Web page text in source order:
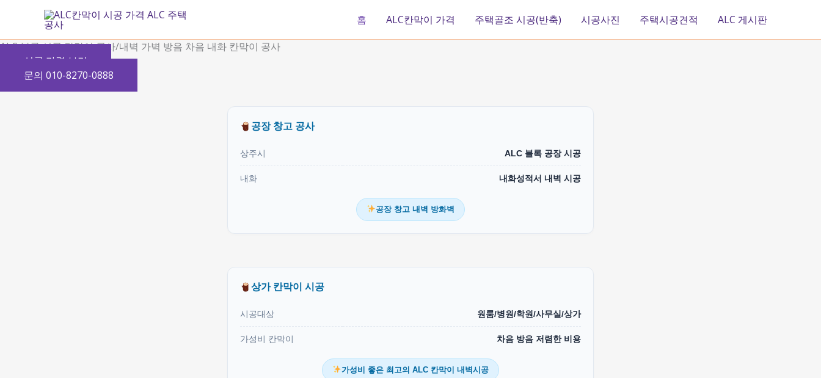
츠
뛰
홈 ALC칸막이 가격 주택골조 시공(반축) 시공사진 주택시공견적
ALC 게시판
ALC 블록 시공 칸막이 공사/내벽 가벽 방음 차음 내화 칸막이 공사
시공 가격 보기
문의 010-8270-0888
공장 창고 공사
상주시 ALC 블록 공장 시공
내화 내화성적서 내벽 시공
공장 창고 내벽 방화벽
상가 칸막이 시공
시공대상 원룸/병원/학원/사무실/상가
가성비 칸막이 차음 방음 저렴한 비용
가성비 좋은 최고의 ALC 칸막이 내벽시공